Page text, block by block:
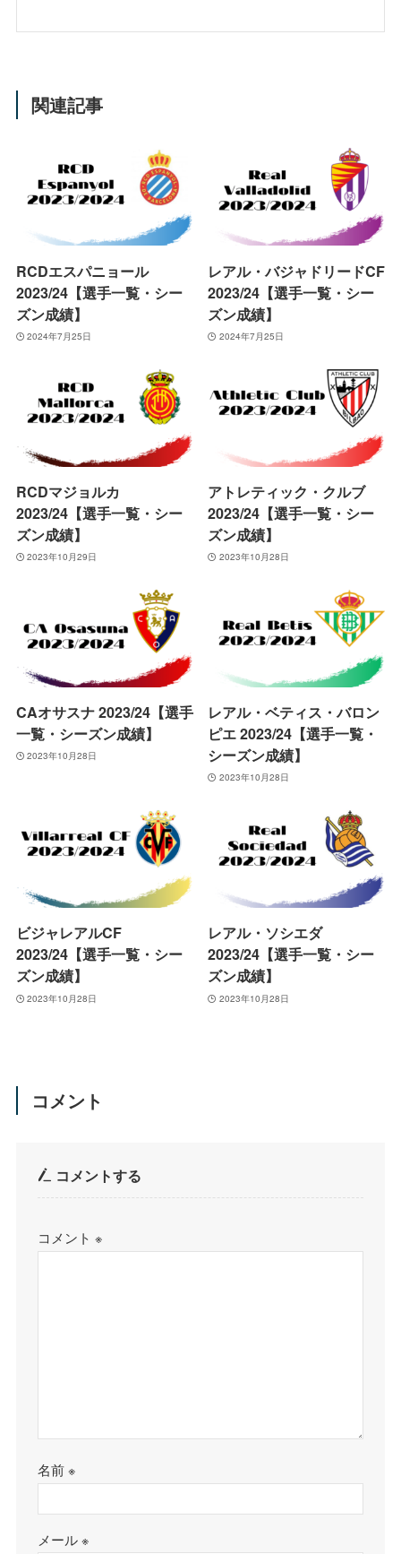
関連記事
RCDエスパニョール
2023/24【選手一覧・シー
ズン成績】
2024年7月25日
レアル・バジャドリードCF
2023/24【選手一覧・シー
ズン成績】
2024年7月25日
RCDマジョルカ
2023/24【選手一覧・シー
ズン成績】
2023年10月29日
アトレティック・クルブ
2023/24【選手一覧・シー
ズン成績】
2023年10月28日
CAオサスナ 2023/24【選手
一覧・シーズン成績】
2023年10月28日
レアル・ベティス・バロン
ピエ 2023/24【選手一覧・
シーズン成績】
2023年10月28日
ビジャレアルCF
2023/24【選手一覧・シー
ズン成績】
2023年10月28日
レアル・ソシエダ
2023/24【選手一覧・シー
ズン成績】
2023年10月28日
コメント
コメントする
コメント※
名前※
メール※